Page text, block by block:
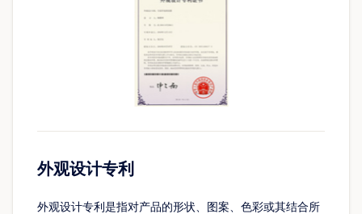
外观设计专利
外观设计专利是指对产品的形状、图案、色彩或其结合所